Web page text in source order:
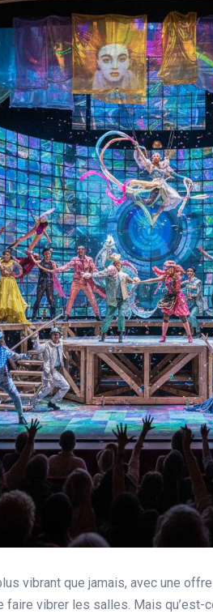
vibrant que jamais, avec une
vibrer les salles. Mais qu’est-